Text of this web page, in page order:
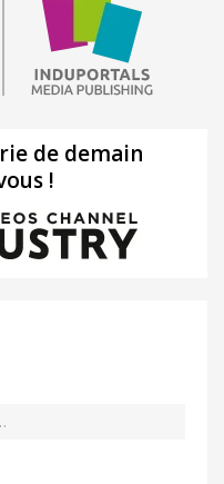
de demain
!